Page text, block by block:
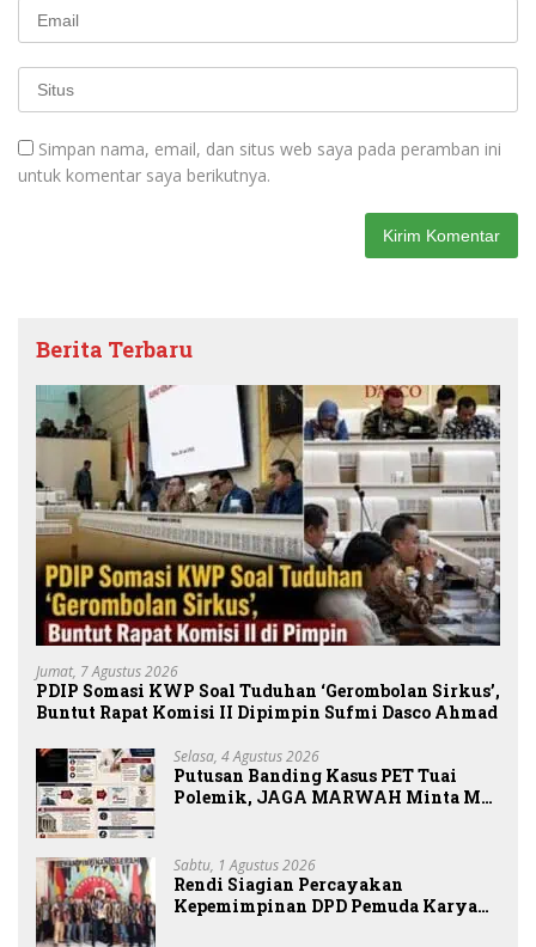
Simpan nama, email, dan situs web saya pada peramban ini
untuk komentar saya berikutnya.
Berita Terbaru
Jumat, 7 Agustus 2026
PDIP Somasi KWP Soal Tuduhan ‘Gerombolan Sirkus’,
Buntut Rapat Komisi II Dipimpin Sufmi Dasco Ahmad
Selasa, 4 Agustus 2026
Putusan Banding Kasus PET Tuai
Polemik, JAGA MARWAH Minta MA
Sabtu, 1 Agustus 2026
Rendi Siagian Percayakan
Kepemimpinan DPD Pemuda Karya